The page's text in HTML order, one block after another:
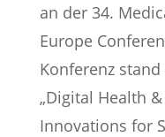
an der 34.
Europe
Konferenz
„Digital Health
Innovations for